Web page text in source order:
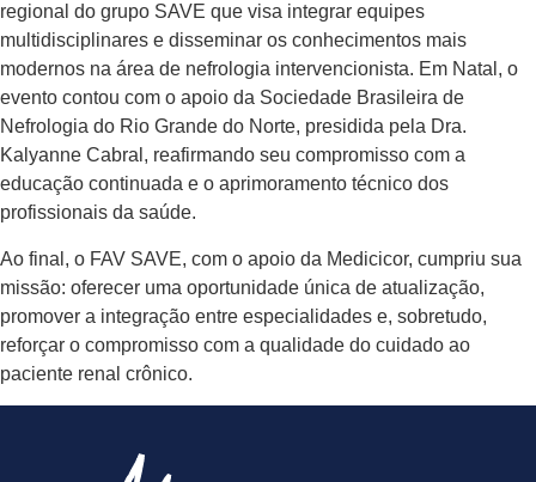
regional do grupo SAVE que visa integrar equipes
multidisciplinares e disseminar os conhecimentos mais
modernos na área de nefrologia intervencionista. Em Natal, o
evento contou com o apoio da Sociedade Brasileira de
Nefrologia do Rio Grande do Norte, presidida pela Dra.
Kalyanne Cabral, reafirmando seu compromisso com a
educação continuada e o aprimoramento técnico dos
profissionais da saúde.
Ao final, o FAV SAVE, com o apoio da Medicicor, cumpriu sua
missão: oferecer uma oportunidade única de atualização,
promover a integração entre especialidades e, sobretudo,
reforçar o compromisso com a qualidade do cuidado ao
paciente renal crônico.